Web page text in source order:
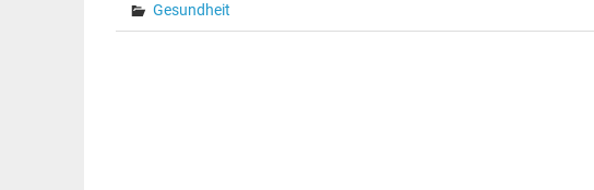
Gesundheit